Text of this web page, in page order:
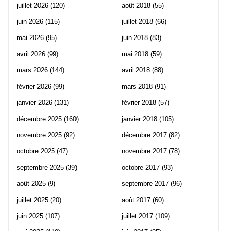
juillet 2026 (120)
juin 2026 (115)
mai 2026 (95)
avril 2026 (99)
mars 2026 (144)
février 2026 (99)
janvier 2026 (131)
décembre 2025 (160)
novembre 2025 (92)
octobre 2025 (47)
septembre 2025 (39)
août 2025 (9)
juillet 2025 (20)
juin 2025 (107)
août 2018 (55)
juillet 2018 (66)
juin 2018 (83)
mai 2018 (59)
avril 2018 (88)
mars 2018 (91)
février 2018 (57)
janvier 2018 (105)
décembre 2017 (82)
novembre 2017 (78)
octobre 2017 (93)
septembre 2017 (96)
août 2017 (60)
juillet 2017 (109)